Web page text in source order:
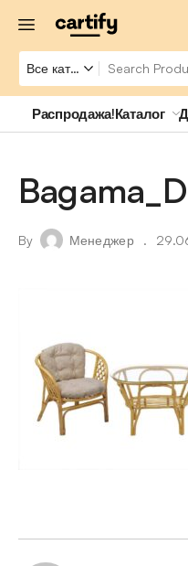
Распродажа!Каталог
By Менеджер